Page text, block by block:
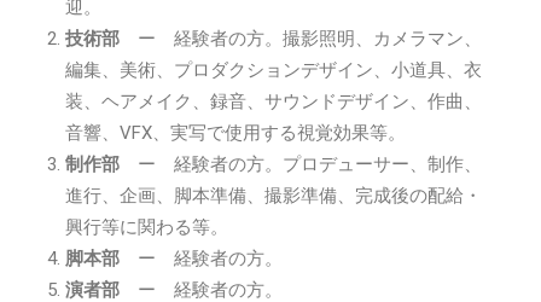
迎。
技術部 ー 経験者の方。撮影照明、カメラマン、
編集、美術、プロダクションデザイン、小道具、衣
装、ヘアメイク、録音、サウンドデザイン、作曲、
音響、VFX、実写で使用する視覚効果等。
制作部 ー 経験者の方。プロデューサー、制作、
進行、企画、脚本準備、撮影準備、完成後の配給・
興行等に関わる等。
脚本部 ー 経験者の方。
演者部 ー 経験者の方。